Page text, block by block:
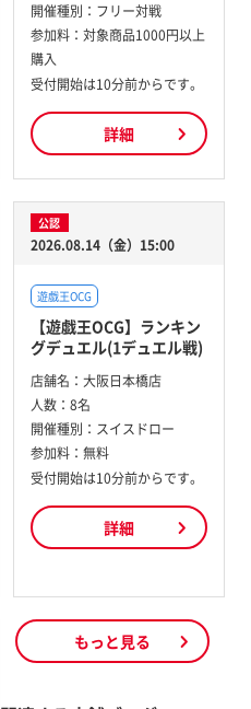
開催種別： フリー対戦
参加料： 対象商品1000円以上
購入
受付開始は10分前からです。
詳細
公認
2026.08.14（金）15:00
遊戯王OCG
【遊戯王OCG】ランキン
グデュエル(1デュエル戦)
店舗名： 大阪日本橋店
人数： 8名
開催種別： スイスドロー
参加料： 無料
受付開始は10分前からです。
詳細
もっと見る